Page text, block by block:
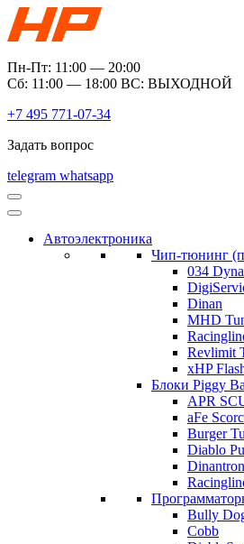
Пн-Пт: 11:00 — 20:00
Сб: 11:00 — 18:00 ВС: ВЫХОДНОЙ
+7 495 771-07-34
Задать вопрос
telegram whatsapp
Автоэлектроника
Чип-тюнинг
034
Dinan
MHD
Revlimit
xHP
Блоки Piggy
APR
aFe
Burger
Diablo
Bully
Cobb